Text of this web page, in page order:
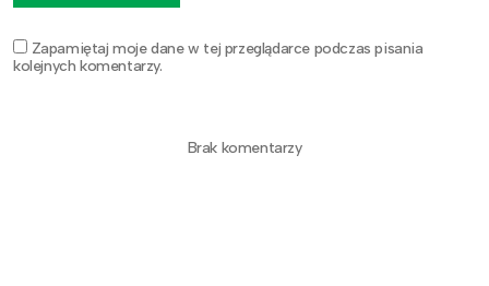
Zapamiętaj moje dane w tej przeglądarce podczas pisania
kolejnych komentarzy.
Brak komentarzy